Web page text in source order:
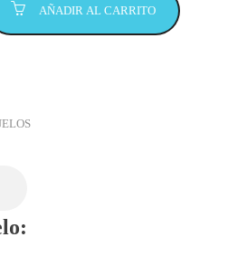
AÑADIR AL CARRITO